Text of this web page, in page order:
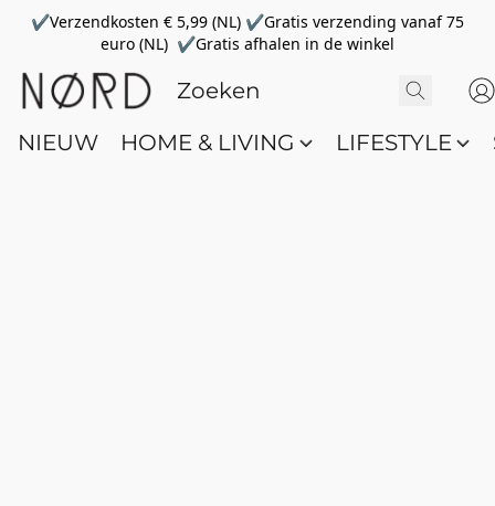
✔Verzendkosten € 5,99 (NL) ✔Gratis verzending vanaf 75
euro (NL) ✔Gratis afhalen in de winkel
NIEUW HOME & LIVING LIFESTYLE